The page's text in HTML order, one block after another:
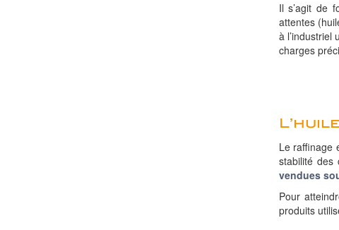
Il s’agit de
attentes
à
charges
Le raffinage
stabilité des
vendues
Pour
produits